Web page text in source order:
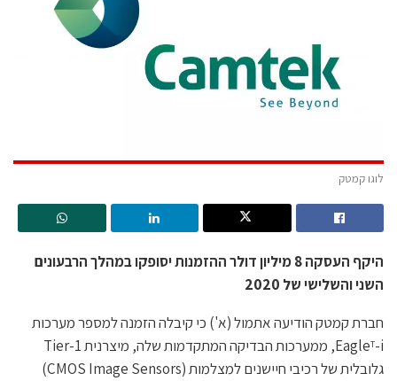
לוגו קמטק
היקף העסקה 8 מיליון דולר ההזמנות יסופקו במהלך הרבעונים
השני והשלישי של 2020
חברת קמטק הודיעה אתמול (א') כי קיבלה הזמנה למספר מערכות
EagleT
-i, ממערכות הבדיקה המתקדמות שלה, מיצרנית Tier-1
גלובלית של רכיבי חיישנים למצלמות (CMOS Image Sensors)